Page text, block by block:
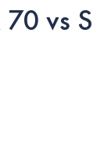
70 vs